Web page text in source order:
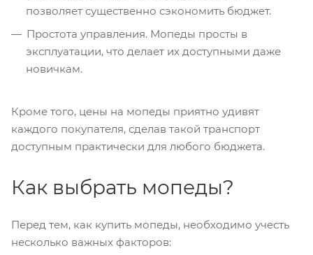
позволяет существенно сэкономить бюджет.
Простота управления. Мопеды просты в
эксплуатации, что делает их доступными даже
новичкам.
Кроме того, цены на мопеды приятно удивят
каждого покупателя, сделав такой транспорт
доступным практически для любого бюджета.
Как выбрать мопеды?
Перед тем, как купить мопеды, необходимо учесть
несколько важных факторов: